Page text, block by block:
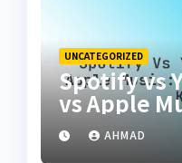
UNCATEGORIZED
Spotify vs
vs Apple
PalingAHMAD